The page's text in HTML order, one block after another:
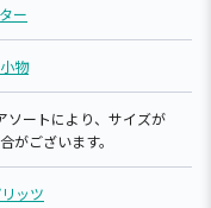
ー
物
ートにより、サイズが
がございます。
ッツ